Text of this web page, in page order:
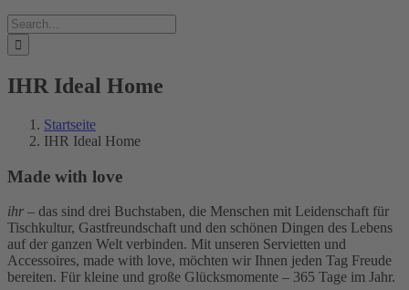
Suche
nach:
IHR Ideal Home
Startseite
IHR Ideal Home
Made with love
ihr – das sind drei Buchstaben, die Menschen mit Leidenschaft für
Tischkultur, Gastfreundschaft und den schönen Dingen des Lebens
auf der ganzen Welt verbinden. Mit unseren Servietten und
Accessoires, made with love, möchten wir Ihnen jeden Tag Freude
bereiten. Für kleine und große Glücksmomente – 365 Tage im Jahr.